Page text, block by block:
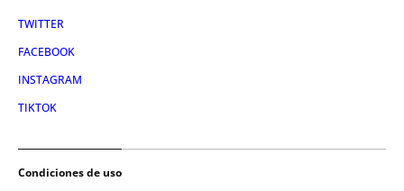
TWITTER
FACEBOOK
INSTAGRAM
TIKTOK
Condiciones de uso